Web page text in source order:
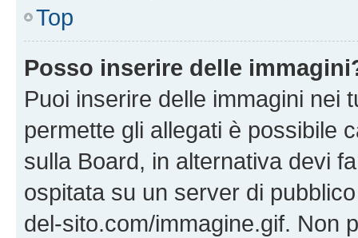
Top
Posso inserire delle
Puoi inserire delle immagini nei
permette gli allegati è possibile
sulla Board, in alternativa devi
ospitata su un server di
del-sito.com/immagine.gif. Non